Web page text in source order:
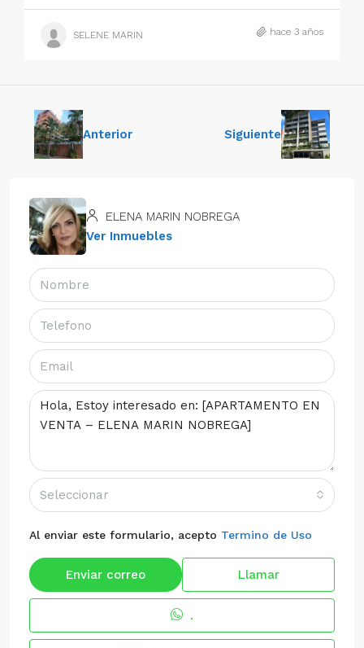
SELENE MARIN hace 3 años
Anterior Siguiente
ELENA MARIN NOBREGA
Ver Inmuebles
Seleccionar
Al enviar este formulario, acepto Termino de Uso
Enviar correo Llamar
.